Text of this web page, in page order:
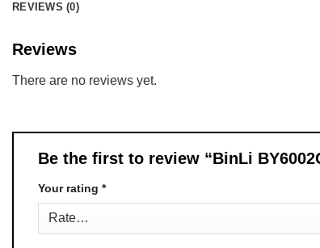
REVIEWS (0)
Reviews
There are no reviews yet.
Be the first to review “BinLi
Your rating *